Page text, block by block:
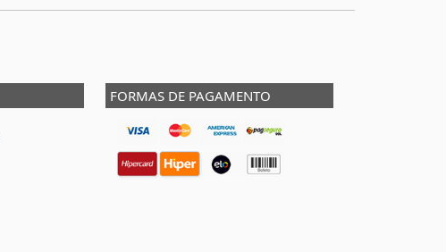
FORMAS DE PAGAMENTO